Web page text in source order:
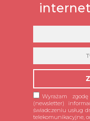
Wyrażam
(newsletter)
świadczeniu usług
telekomunikacyjne,